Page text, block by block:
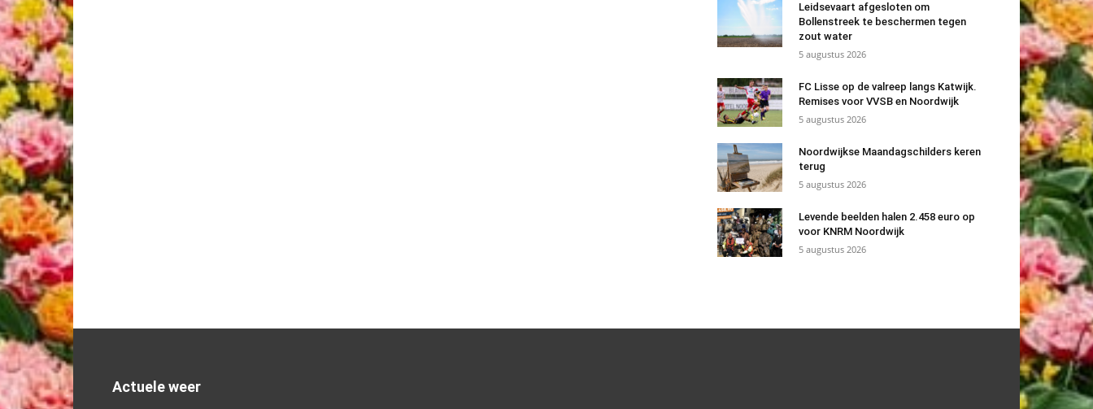
Leidsevaart afgesloten om
Bollenstreek te beschermen tegen
zout water
5 augustus 2026
FC Lisse op de valreep langs Katwijk.
Remises voor VVSB en Noordwijk
5 augustus 2026
Noordwijkse Maandagschilders keren
terug
5 augustus 2026
Levende beelden halen 2.458 euro op
voor KNRM Noordwijk
5 augustus 2026
Actuele weer